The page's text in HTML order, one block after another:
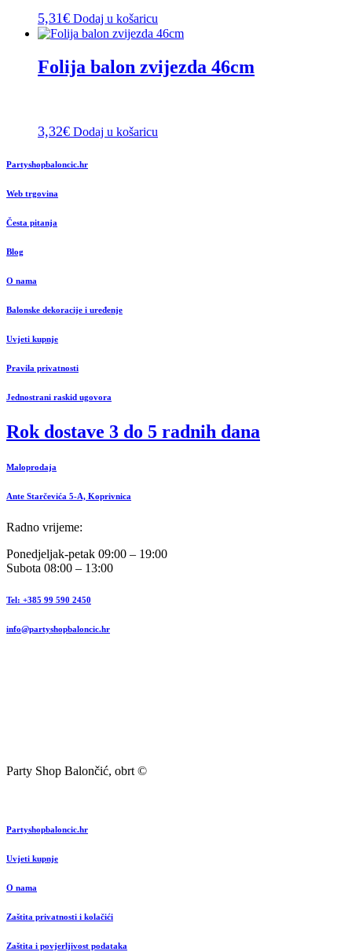
5,31€ Dodaj u košaricu
Folija balon zvijezda 46cm
3,32€ Dodaj u košaricu
Partyshopbaloncic.hr
Web trgovina
Česta pitanja
Blog
O nama
Balonske dekoracije i uređenje
Uvjeti kupnje
Pravila privatnosti
Jednostrani raskid ugovora
Rok dostave 3 do 5 radnih dana
Maloprodaja
Ante Starčevića 5-A, Koprivnica
Radno vrijeme:
Ponedjeljak-petak 09:00 – 19:00
Subota 08:00 – 13:00
Tel: +385 99 590 2450
info@partyshopbaloncic.hr
Party Shop Balončić, obrt ©
Partyshopbaloncic.hr
Uvjeti kupnje
O nama
Zaštita privatnosti i kolačići
Zaštita i povjerljivost podataka